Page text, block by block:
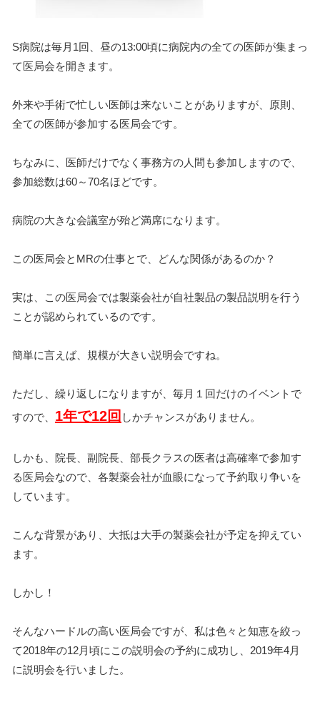
S病院は毎月1回、昼の13:00頃に病院内の全ての医師が集まっ
て医局会を開きます。
外来や手術で忙しい医師は来ないことがありますが、原則、
全ての医師が参加する医局会です。
ちなみに、医師だけでなく事務方の人間も参加しますので、
参加総数は60～70名ほどです。
病院の大きな会議室が殆ど満席になります。
この医局会とMRの仕事とで、どんな関係があるのか？
実は、この医局会では製薬会社が自社製品の製品説明を行う
ことが認められているのです。
簡単に言えば、規模が大きい説明会ですね。
ただし、繰り返しになりますが、毎月１回だけのイベントで
すので、 1年で12回 しかチャンスがありません。
しかも、院長、副院長、部長クラスの医者は高確率で参加す
る医局会なので、各製薬会社が血眼になって予約取り争いを
しています。
こんな背景があり、大抵は大手の製薬会社が予定を抑えてい
ます。
しかし！
そんなハードルの高い医局会ですが、私は色々と知恵を絞っ
て2018年の12月頃にこの説明会の予約に成功し、2019年4月
に説明会を行いました。